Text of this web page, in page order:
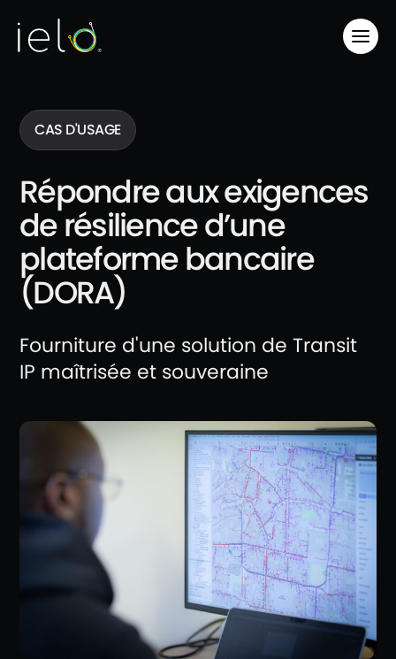
CAS D'USAGE
Répondre aux exigences
de résilience d’une
plateforme bancaire
(DORA)
Fourniture d'une solution de Transit
IP maîtrisée et souveraine